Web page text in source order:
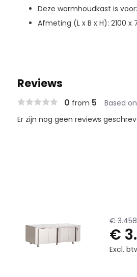
Deze warmhoudkast is
Afmeting (L x B x H): 2100
Reviews
0 from 5 Based
Er zijn nog geen reviews
€
€
Excl.